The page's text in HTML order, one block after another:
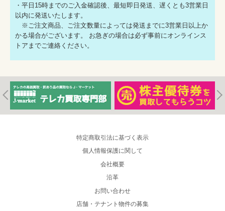
・平日15時までのご入金確認後、最短即日発送、遅くとも3営業日
以内に発送いたします。
※ご注文商品、ご注文数量によっては発送までに3営業日以上か
かる場合がございます。 お急ぎの場合は必ず事前にオンラインス
トアまでご連絡ください。
特定商取引法に基づく表示
個人情報保護に関して
会社概要
沿革
お問い合わせ
店舗・テナント物件の募集